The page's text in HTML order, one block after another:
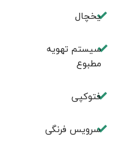
یخچال
سیستم تهویه
مطبوع
فتوکپی
سرویس فرنگی